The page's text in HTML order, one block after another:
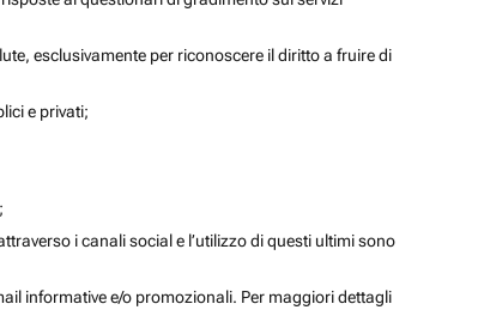
esclusivamente per riconoscere il diritto a fruire di
e privati;
i canali social e l’utilizzo di questi ultimi sono
informative e/o promozionali. Per maggiori dettagli